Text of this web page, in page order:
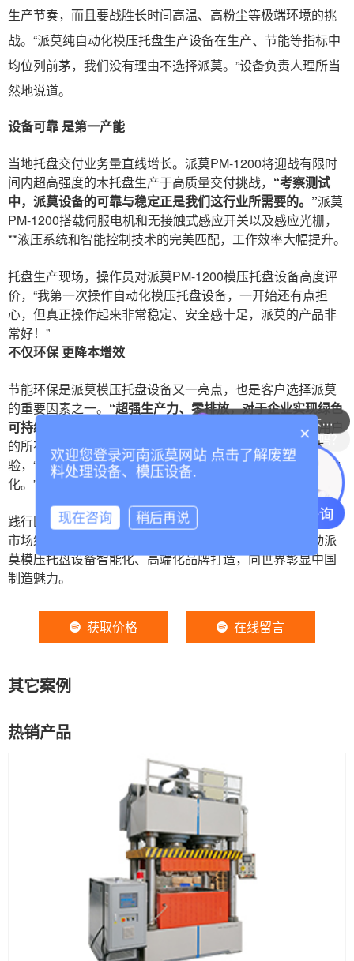
生产节奏，而且要战胜长时间高温、高粉尘等极端环境的挑
战。“派莫纯自动化模压托盘生产设备在生产、节能等指标中
均位列前茅，我们没有理由不选择派莫。”设备负责人理所当
然地说道。
设备可靠 是第一产能
当地托盘交付业务量直线增长。派莫PM-1200将迎战有限时
间内超高强度的木托盘生产于高质量交付挑战， “考察测试
中，派莫设备的可靠与稳定正是我们这行业所需要的。”派莫
PM-1200搭载伺服电机和无接触式感应开关以及感应光栅，
**液压系统和智能控制技术的完美匹配，工作效率大幅提升。
托盘生产现场，操作员对派莫PM-1200模压托盘设备高度评
价，“我第一次操作自动化模压托盘设备，一开始还有点担
心，但真正操作起来非常稳定、安全感十足，派莫的产品非
常好！”
不仅环保 更降本增效
节能环保是派莫模压托盘设备又一亮点，也是客户选择派莫
的重要因素之一。 “超强生产力、零排放，对于企业实现绿色
可持续发展至关重要。”
派莫PM-1200不仅出色地完成了用户
的所有作业要求，更节能降本。正是基于本次良好使用体
验，“下一批设备采购，我们依旧会选择派莫，选择派莫自动
化。”设备负责人对派莫非常认可。
践行国际化主战略，领跑托盘设备行业出口，派莫聚焦当地
市场绿色环保低碳发展方向，攻坚高端市场，全方位推动派
莫模压托盘设备智能化、高端化品牌打造，向世界彰显中国
制造魅力。
获取价格 在线留言
其它案例
热销产品
整套设备运行成本大概多少？
可以带料试机吗？
×
欢迎您登录河南派莫网站 点击了解废塑
料处理设备、模压设备.
现在咨询 稍后再说